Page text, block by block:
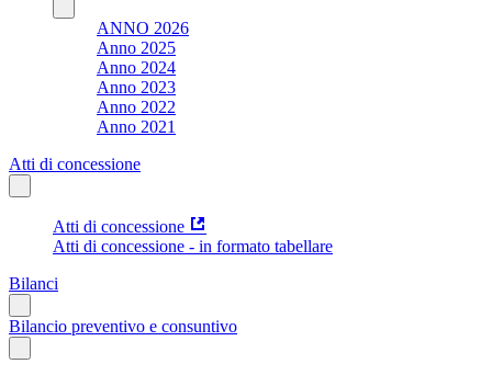
ANNO 2026
Anno 2025
Anno 2024
Anno 2023
Anno 2022
Anno 2021
Atti di concessione
Atti di concessione
Atti di concessione - in formato tabellare
Bilanci
Bilancio preventivo e consuntivo